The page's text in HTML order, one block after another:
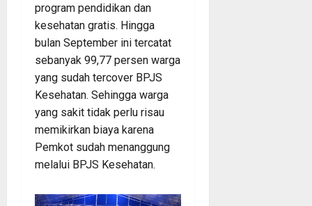
program pendidikan dan
kesehatan gratis. Hingga
bulan September ini tercatat
sebanyak 99,77 persen warga
yang sudah tercover BPJS
Kesehatan. Sehingga warga
yang sakit tidak perlu risau
memikirkan biaya karena
Pemkot sudah menanggung
melalui BPJS Kesehatan.